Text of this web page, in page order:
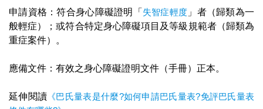
申請資格：符合身心障礙證明「 失智症輕度 」者（歸類為一
般輕症）；或符合特定身心障礙項目及等級規範者（歸類為
重症案件）。
應備文件：有效之身心障礙證明文件（手冊）正本。
延伸閱讀 《巴氏量表是什麼?如何申請巴氏量表?免評巴氏量表